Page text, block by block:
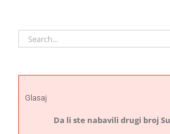
Search
for:
Glasaj
Da li ste nabavili drugi broj